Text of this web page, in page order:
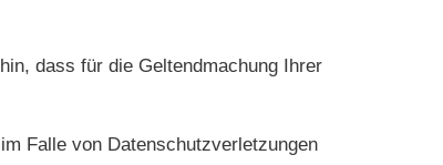
dass für die Geltendmachung Ihrer
Falle von Datenschutzverletzungen